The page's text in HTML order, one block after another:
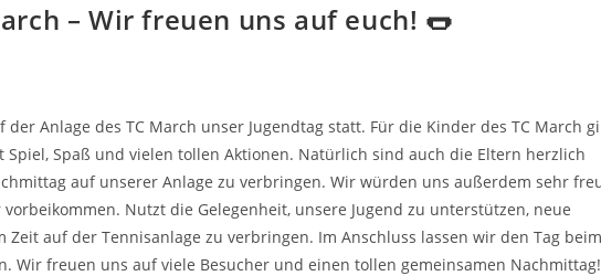
– Wir freuen uns auf euch! 🌭
Anlage des TC March unser Jugendtag statt. Für die Kinder des TC March
Spaß und vielen tollen Aktionen. Natürlich sind auch die Eltern herzlich
auf unserer Anlage zu verbringen. Wir würden uns außerdem sehr
Nutzt die Gelegenheit, unsere Jugend zu unterstützen, neue
auf der Tennisanlage zu verbringen. Im Anschluss lassen wir den Tag
Wir freuen uns auf viele Besucher und einen tollen gemeinsamen Nachmittag!